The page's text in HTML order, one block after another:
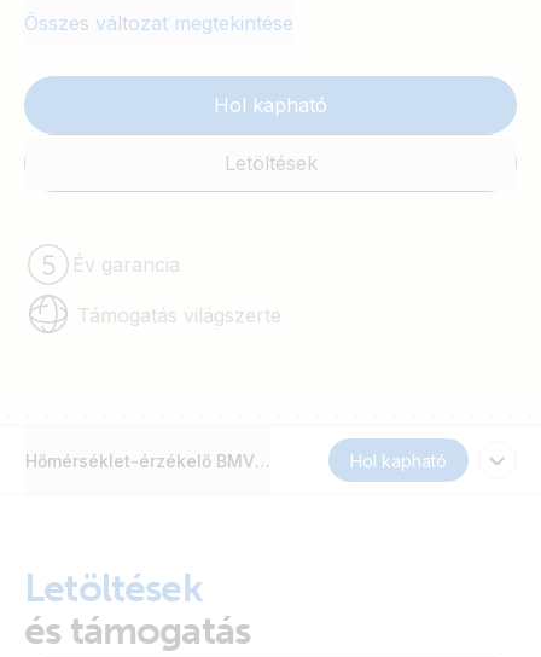
Összes változat megtekintése
Hol kapható
Letöltések
Év garancia
Támogatás világszerte
Hőmérséklet-érzékelő BMV-712 Smart és BMV-702 részére
Hol kapható
Letöltések
és támogatás